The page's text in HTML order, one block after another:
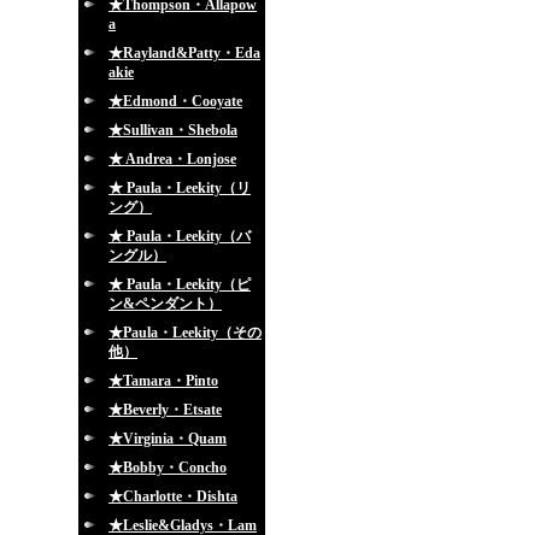
★Thompson・Allapow
a
★Rayland&Patty・Eda
akie
★Edmond・Cooyate
★Sullivan・Shebola
★ Andrea・Lonjose
★ Paula・Leekity（リ
ング）
★ Paula・Leekity（バ
ングル）
★ Paula・Leekity（ピ
ン&ペンダント）
★Paula・Leekity（その
他）
★Tamara・Pinto
★Beverly・Etsate
★Virginia・Quam
★Bobby・Concho
★Charlotte・Dishta
★Leslie&Gladys・Lam